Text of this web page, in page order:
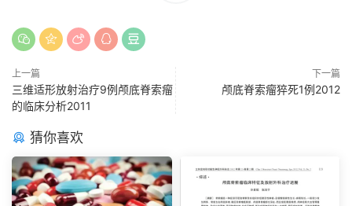
上一篇
三维适形放射治疗9例颅底脊索瘤
的临床分析2011
下一篇
颅底脊索瘤猝死1例2012
猜你喜欢